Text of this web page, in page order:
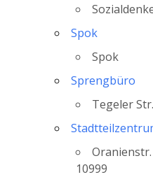
Spok
Spok
Sprengbüro
Tegeler
10999